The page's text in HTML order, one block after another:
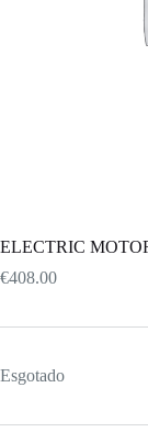
ELECTRIC
€408.00
Esgotado